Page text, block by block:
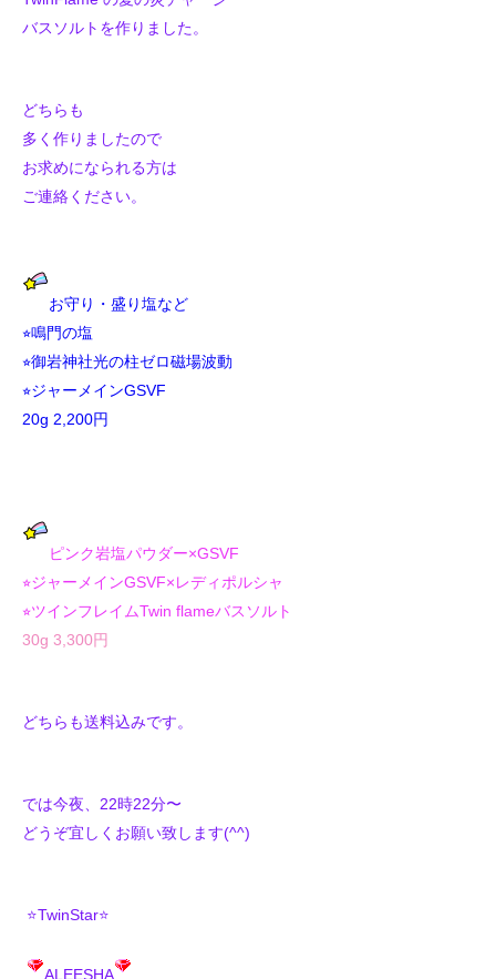
バスソルトを作りました。
どちらも
多く作りましたので
お求めになられる方は
ご連絡ください。
お守り・盛り塩など
⭐︎鳴門の塩
⭐︎御岩神社光の柱ゼロ磁場波動
⭐︎ジャーメインGSVF
20g 2,200円
ピンク岩塩パウダー×GSVF
⭐︎ジャーメインGSVF×レディポルシャ
⭐︎ツインフレイムTwin flameバスソルト
30g 3,300円
どちらも送料込みです。
では今夜、22時22分〜
どうぞ宜しくお願い致します(^^)
⭐️TwinStar⭐️
ALEESHA